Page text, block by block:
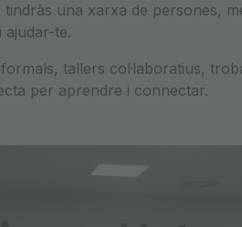
una xarxa de persones,
ajudar-te.
tallers col·laboratius,
per aprendre i connectar.